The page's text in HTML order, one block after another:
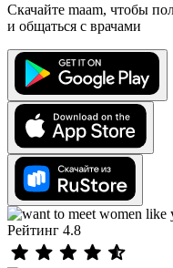
Скачайте maam, чтобы
и общаться с врачами
Рейтинг 4.8